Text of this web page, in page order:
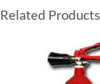
Related Products